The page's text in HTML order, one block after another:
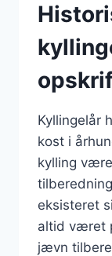
Kyllingelår
kost i
kylling
eksisteret
altid været
jævn